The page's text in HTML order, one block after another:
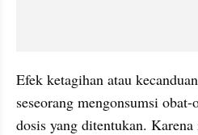
Efek ketagihan atau
seseorang mengonsumsi
dosis yang ditentukan.